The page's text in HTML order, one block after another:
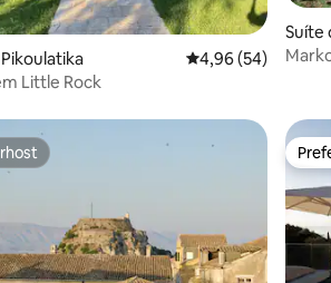
média de 5, 40 avaliações
Pikoulatika 4,96 de uma
4,96 (54)
Little Rock
Suíte